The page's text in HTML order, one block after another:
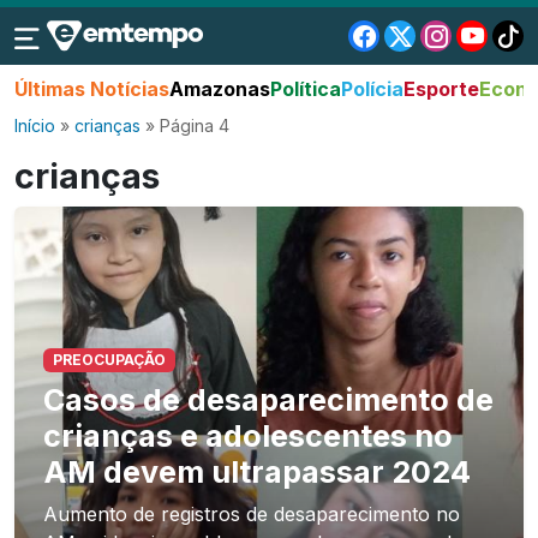
Últimas NotíciasAmazonasPolíticaPolíciaEsporte
Início » crianças » Página 4
crianças
PREOCUPAÇÃO
Casos de desaparecimento de
crianças e adolescentes no
AM devem ultrapassar 2024
Aumento de registros de desaparecimento no